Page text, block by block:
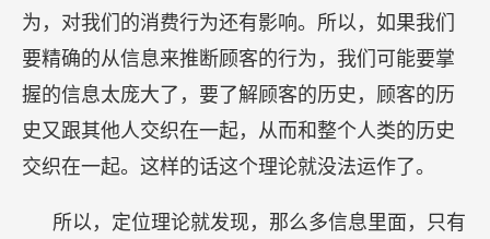
为，对我们的消费行为还有影响。所以，如果我们
要精确的从信息来推断顾客的行为，我们可能要掌
握的信息太庞大了，要了解顾客的历史，顾客的历
史又跟其他人交织在一起，从而和整个人类的历史
交织在一起。这样的话这个理论就没法运作了。
所以，定位理论就发现，那么多信息里面，只有